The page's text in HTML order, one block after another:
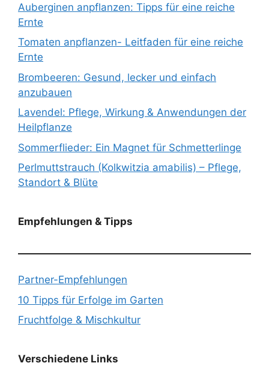
Auberginen anpflanzen: Tipps für eine reiche
Ernte
Tomaten anpflanzen- Leitfaden für eine reiche
Ernte
Brombeeren: Gesund, lecker und einfach
anzubauen
Lavendel: Pflege, Wirkung & Anwendungen der
Heilpflanze
Sommerflieder: Ein Magnet für Schmetterlinge
Perlmuttstrauch (Kolkwitzia amabilis) – Pflege,
Standort & Blüte
Empfehlungen & Tipps
Partner-Empfehlungen
10 Tipps für Erfolge im Garten
Fruchtfolge & Mischkultur
Verschiedene Links